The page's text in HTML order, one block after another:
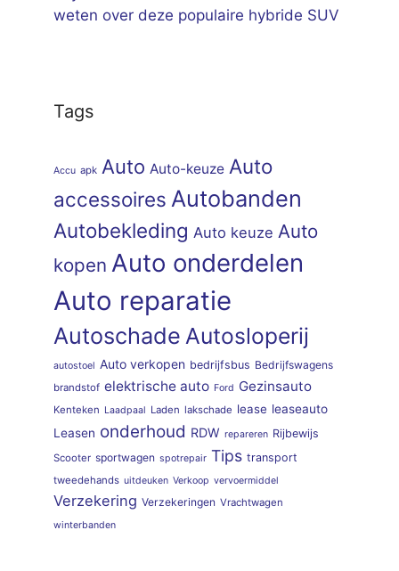
weten over deze populaire hybride SUV
Tags
Accu apk Auto Auto-keuze Auto
accessoires Autobanden
Autobekleding Auto keuze Auto
kopen Auto onderdelen
Auto reparatie
Autoschade Autosloperij
autostoel Auto verkopen bedrijfsbus Bedrijfswagens
brandstof elektrische auto Ford Gezinsauto
Kenteken Laadpaal Laden lakschade lease leaseauto
Leasen onderhoud RDW repareren Rijbewijs
Scooter sportwagen spotrepair Tips transport
tweedehands uitdeuken Verkoop vervoermiddel
Verzekering Verzekeringen Vrachtwagen
winterbanden